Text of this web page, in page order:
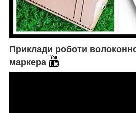
Приклади роботи
маркера